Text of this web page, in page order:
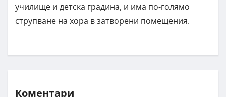
училище и детска градина, и има по-голямо
струпване на хора в затворени помещения.
Коментари